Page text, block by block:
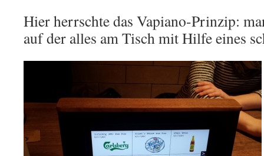
Hier herrschte das Vapiano-Prinzip:
auf der alles am Tisch mit Hilfe eines